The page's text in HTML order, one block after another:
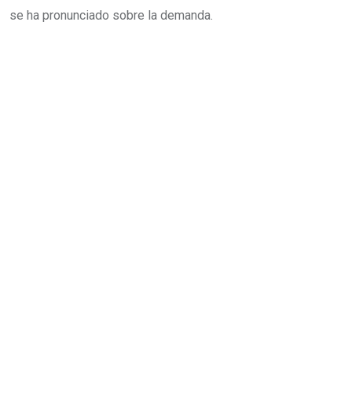
se ha pronunciado sobre la demanda.